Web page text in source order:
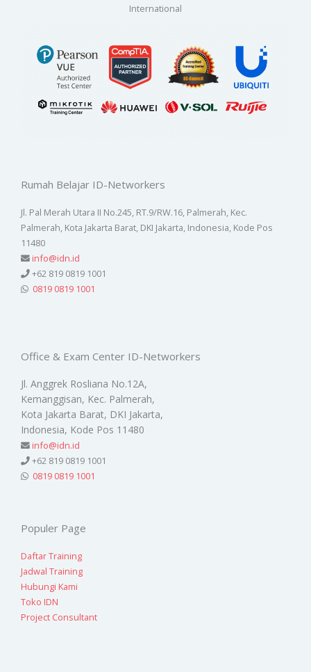
International
Rumah Belajar ID-Networkers
Jl. Pal Merah Utara II No.245, RT.9/RW.16, Palmerah, Kec.
Palmerah, Kota Jakarta Barat, DKI Jakarta, Indonesia, Kode Pos
11480
info@idn.id
+62 819 0819 1001
0819 0819 1001
Office & Exam Center ID-Networkers
Jl. Anggrek Rosliana No.12A,
Kemanggisan, Kec. Palmerah,
Kota Jakarta Barat, DKI Jakarta,
Indonesia, Kode Pos 11480
info@idn.id
+62 819 0819 1001
0819 0819 1001
Populer Page
Daftar Training
Jadwal Training
Hubungi Kami
Toko IDN
Project Consultant